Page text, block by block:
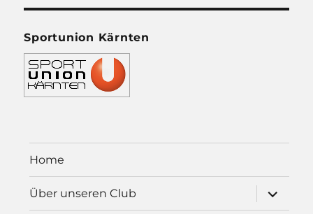
Sportunion Kärnten
Home
Über unseren Club
öffnen